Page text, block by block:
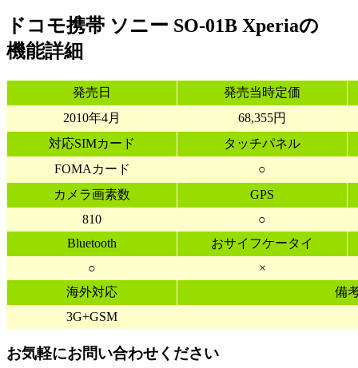
ドコモ携帯 ソニー SO-01B Xperiaの
機能詳細
発売日
発売当時定価
2010年4月
68,355円
対応SIMカード
タッチパネル
FOMAカード
○
カメラ画素数
GPS
810
○
Bluetooth
おサイフケータイ
○
×
海外対応
備
3G+GSM
お気軽にお問い合わせください